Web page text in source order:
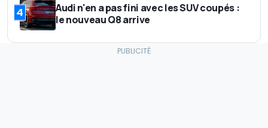
4
Audi n'en a pas fini avec les SUV coupés :
le nouveau Q8 arrive